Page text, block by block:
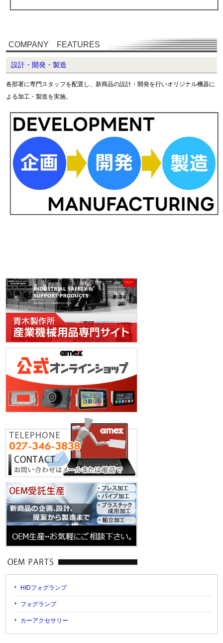
COMPANY FEATURES
設計・開発・製造
各部署に専門スタッフを配置し、新商品の設計・開発を行いオリジナル機器に
よる加工・製造を実施。
HIDフォグランプ
フォグランプ
カーアクセサリー